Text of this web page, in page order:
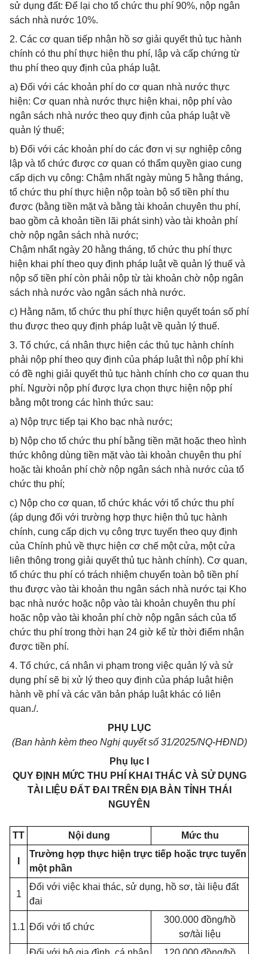
sử dụng đất: Để lại cho tổ chức thu phí 90%, nộp ngân
sách nhà nước 10%.
2. Các cơ quan tiếp nhận hồ sơ giải quyết thủ tục hành
chính có thu phí thực hiện thu phí, lập và cấp chứng từ
thu phí theo quy định của pháp luật.
a) Đối với các khoản phí do cơ quan nhà nước thực
hiện: Cơ quan nhà nước thực hiện khai, nộp phí vào
ngân sách nhà nước theo quy định của pháp luật về
quản lý thuế;
b) Đối với các khoản phí do các đơn vị sự nghiệp công
lập và tổ chức được cơ quan có thẩm quyền giao cung
cấp dịch vụ công: Chậm nhất ngày mùng 5 hằng tháng,
tổ chức thu phí thực hiện nộp toàn bộ số tiền phí thu
được (bằng tiền mặt và bằng tài khoản chuyên thu phí,
bao gồm cả khoản tiền lãi phát sinh) vào tài khoản phí
chờ nộp ngân sách nhà nước;
Chậm nhất ngày 20 hằng tháng, tổ chức thu phí thực
hiện khai phí theo quy định pháp luật về quản lý thuế và
nộp số tiền phí còn phải nộp từ tài khoản chờ nộp ngân
sách nhà nước vào ngân sách nhà nước.
c) Hằng năm, tổ chức thu phí thực hiện quyết toán số phí
thu được theo quy định pháp luật về quản lý thuế.
3. Tổ chức, cá nhân thực hiện các thủ tục hành chính
phải nộp phí theo quy định của pháp luật thì nộp phí khi
có đề nghị giải quyết thủ tục hành chính cho cơ quan thu
phí. Người nộp phí được lựa chọn thực hiện nộp phí
bằng một trong các hình thức sau:
a) Nộp trực tiếp tại Kho bạc nhà nước;
b) Nộp cho tổ chức thu phí bằng tiền mặt hoặc theo hình
thức không dùng tiền mặt vào tài khoản chuyên thu phí
hoặc tài khoản phí chờ nộp ngân sách nhà nước của tổ
chức thu phí;
c) Nộp cho cơ quan, tổ chức khác với tổ chức thu phí
(áp dụng đối với trường hợp thực hiện thủ tục hành
chính, cung cấp dịch vụ công trực tuyến theo quy định
của Chính phủ về thực hiện cơ chế một cửa, một cửa
liên thông trong giải quyết thủ tục hành chính). Cơ quan,
tổ chức thu phí có trách nhiệm chuyển toàn bộ tiền phí
thu được vào tài khoản thu ngân sách nhà nước tại Kho
bạc nhà nước hoặc nộp vào tài khoản chuyên thu phí
hoặc nộp vào tài khoản phí chờ nộp ngân sách của tổ
chức thu phí trong thời hạn 24 giờ kể từ thời điểm nhận
được tiền phí.
4. Tổ chức, cá nhân vi phạm trong việc quản lý và sử
dụng phí sẽ bị xử lý theo quy định của pháp luật hiện
hành về phí và các văn bản pháp luật khác có liên
quan./.
PHỤ LỤC
(Ban hành kèm theo Nghị quyết số 31/2025/NQ-HĐND)
Phụ lục I
QUY ĐỊNH MỨC THU PHÍ KHAI THÁC VÀ SỬ DỤNG
TÀI LIỆU ĐẤT ĐAI TRÊN ĐỊA BÀN TỈNH THÁI
NGUYÊN
TT Nội dung Mức thu
Trường hợp thực hiện trực tiếp hoặc trực tuyến
một phần
1
Đối với việc khai thác, sử dụng, hồ sơ, tài liệu đất
đai
1.1 Đối với tổ chức
300.000 đồng/hồ
sơ/tài liệu